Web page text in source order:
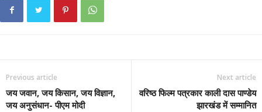
Previous article
जय जवान, जय किसान, जय विज्ञान,
जय अनुसंधान- पीएम मोदी
Next article
वरिष्ठ फिल्म पत्रकार काली दास पाण्डेय
झारखंड में सम्मानित